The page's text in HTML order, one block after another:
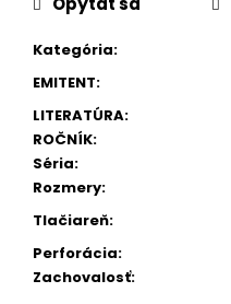
Kategória:
EMITENT:
LITERATÚRA:
ROČNÍK:
Séria:
Rozmery:
Tlačiareň:
Perforácia:
Zachovalosť:
č
a
e
USA
1983
€35